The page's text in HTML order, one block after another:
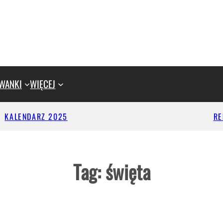
WIĘCEJ
KALENDARZ 2025
Tag:święta